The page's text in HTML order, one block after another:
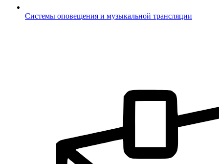
Системы оповещения и музыкальной трансляции